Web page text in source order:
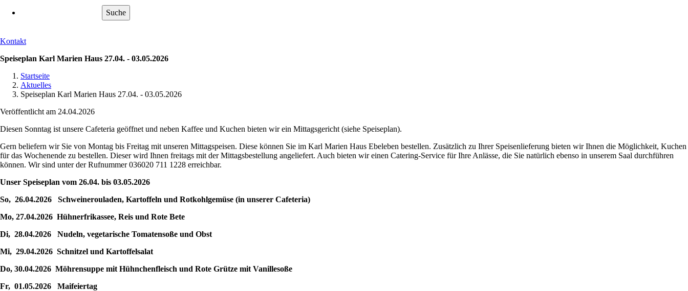
Kontakt
Speiseplan Karl Marien Haus 27.04. - 03.05.2026
Pfadnavigation
Startseite
Aktuelles
Speiseplan Karl Marien Haus 27.04. - 03.05.2026
Veröffentlicht am 24.04.2026
Diesen Sonntag ist unsere Cafeteria geöffnet und neben Kaffee und Kuchen bieten wir ein Mittagsgericht (siehe Speiseplan).
Gern beliefern wir Sie von Montag bis Freitag mit unseren Mittagspeisen. Diese können Sie im Karl Marien Haus Ebeleben bestellen. Zusätzlich zu Ihrer Speisenlieferung bieten wir Ihnen die Möglichkeit, Kuchen
für das Wochenende zu bestellen. Dieser wird Ihnen freitags mit der Mittagsbestellung angeliefert. Auch bieten wir einen Catering-Service für Ihre Anlässe, die Sie natürlich ebenso in unserem Saal durchführen
können. Wir sind unter der Rufnummer 036020 711 1228 erreichbar.
Unser Speiseplan vom 26.04. bis 03.05.2026
So, 26.04.2026 Schweinerouladen, Kartoffeln und Rotkohlgemüse (in unserer Cafeteria)
Mo, 27.04.2026 Hühnerfrikassee, Reis und Rote Bete
Di, 28.04.2026 Nudeln, vegetarische Tomatensoße und Obst
Mi, 29.04.2026 Schnitzel und Kartoffelsalat
Do, 30.04.2026 Möhrensuppe mit Hühnchenfleisch und Rote Grütze mit Vanillesoße
Fr, 01.05.2026 Maifeiertag